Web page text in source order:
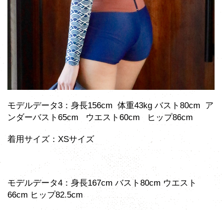
モデルデータ3：身長156cm 体重43kg バスト80cm ア
ンダーバスト65cm ウエスト60cm ヒップ86cm
着用サイズ：XSサイズ
モデルデータ4：身長167cm バスト80cm ウエスト
66cm ヒップ82.5cm